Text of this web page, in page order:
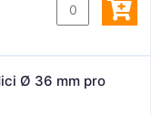
Ø 36 mm pro